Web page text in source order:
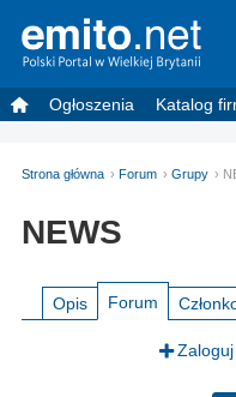
Ogłoszenia Katalog
Strona główna Forum Grupy
NEWS
Opis Forum